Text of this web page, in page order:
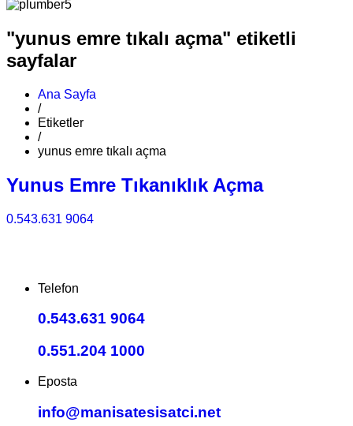
"yunus emre tıkalı açma" etiketli
sayfalar
Ana Sayfa
/
Etiketler
/
yunus emre tıkalı açma
Yunus Emre Tıkanıklık Açma
0.543.631 9064
Telefon
0.543.631 9064
0.551.204 1000
Eposta
info@manisatesisatci.net